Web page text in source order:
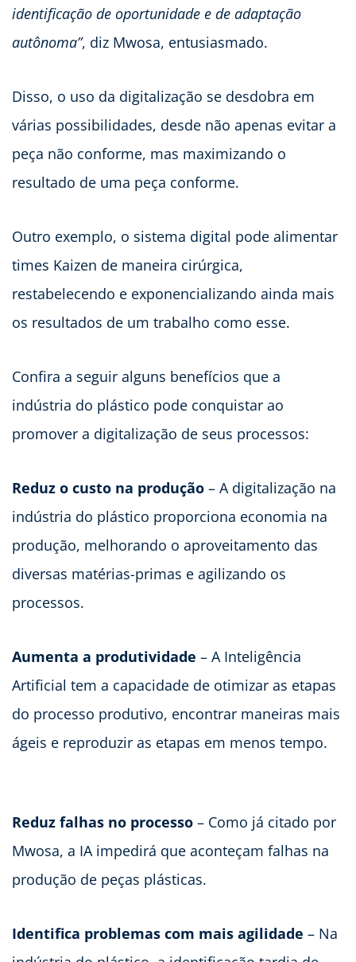
identificação de oportunidade e de adaptação
autônoma”, diz Mwosa, entusiasmado.
Disso, o uso da digitalização se desdobra em
várias possibilidades, desde não apenas evitar a
peça não conforme, mas maximizando o
resultado de uma peça conforme.
Outro exemplo, o sistema digital pode alimentar
times Kaizen de maneira cirúrgica,
restabelecendo e exponencializando ainda mais
os resultados de um trabalho como esse.
Confira a seguir alguns benefícios que a
indústria do plástico pode conquistar ao
promover a digitalização de seus processos:
Reduz o custo na produção – A digitalização na
indústria do plástico proporciona economia na
produção, melhorando o aproveitamento das
diversas matérias-primas e agilizando os
processos.
Aumenta a produtividade – A Inteligência
Artificial tem a capacidade de otimizar as etapas
do processo produtivo, encontrar maneiras mais
ágeis e reproduzir as etapas em menos tempo.
Reduz falhas no processo – Como já citado por
Mwosa, a IA impedirá que aconteçam falhas na
produção de peças plásticas.
Identifica problemas com mais agilidade – Na